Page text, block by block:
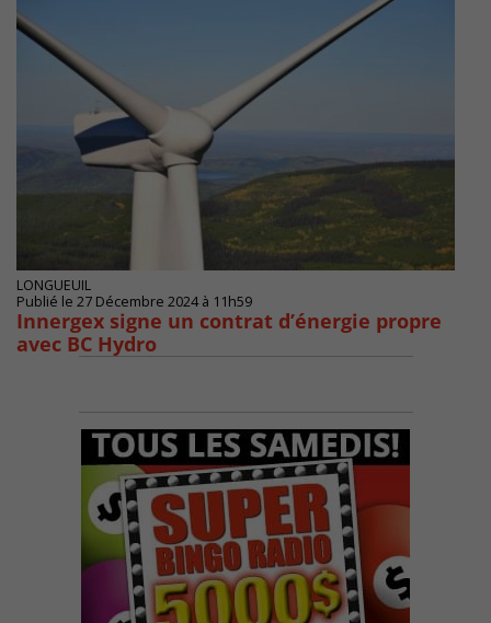
LONGUEUIL
Publié le 27 Décembre 2024 à 11h59
Innergex signe un contrat d’énergie propre
avec BC Hydro